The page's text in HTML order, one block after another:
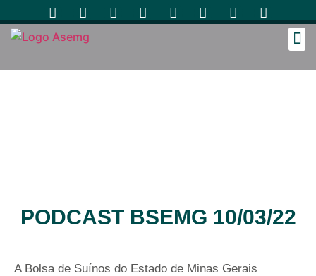
PODCAST BSEMG 10/03/22
A Bolsa de Suínos do Estado de Minas Gerais